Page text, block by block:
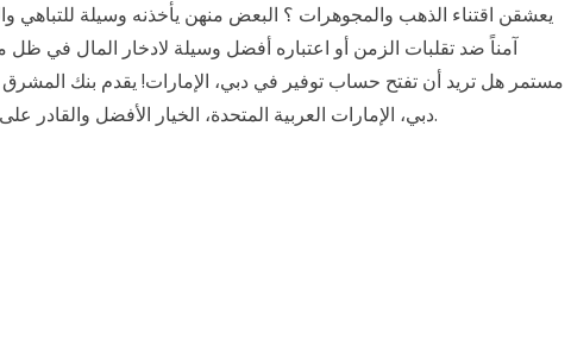
يعشقن اقتناء الذهب والمجوهرات ؟ البعض منهن يأخذنه وسيلة للتباهي
آمناً ضد تقلبات الزمن أو اعتباره أفضل وسيلة لادخار المال في
مستمر هل تريد أن تفتح حساب توفير في دبي، الإمارات! يقدم بنك
دبي، الإمارات العربية المتحدة، الخيار الأفضل والقادر على خدمتك بأفضل الحلول لهذا الأمر.